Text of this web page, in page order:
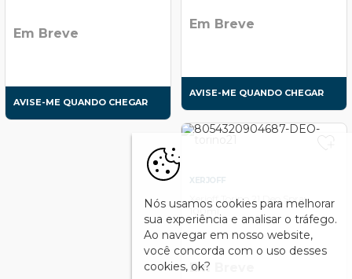
Em Breve
AVISE-ME QUANDO CHEGAR
Em Breve
AVISE-ME QUANDO CHEGAR
XERJOFF
Xerjoff Torino 21 Deo Spray
100ml
Em Breve
Nós usamos cookies para melhorar
sua experiência e analisar o tráfego.
Ao navegar em nosso website,
você concorda com o uso desses
cookies, ok?